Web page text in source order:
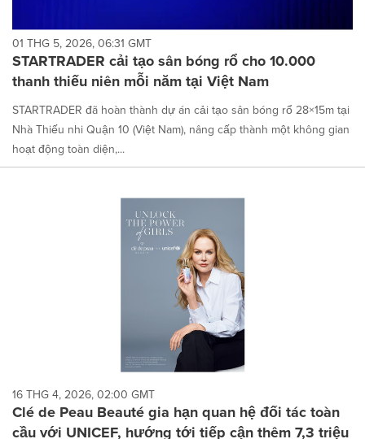
01 THG 5, 2026, 06:31 GMT
STARTRADER cải tạo sân bóng rổ cho 10.000
thanh thiếu niên mỗi năm tại Việt Nam
STARTRADER đã hoàn thành dự án cải tạo sân bóng rổ 28×15m tại
Nhà Thiếu nhi Quận 10 (Việt Nam), nâng cấp thành một không gian
hoạt động toàn diện,...
16 THG 4, 2026, 02:00 GMT
Clé de Peau Beauté gia hạn quan hệ đối tác toàn
cầu với UNICEF, hướng tới tiếp cận thêm 7,3 triệu